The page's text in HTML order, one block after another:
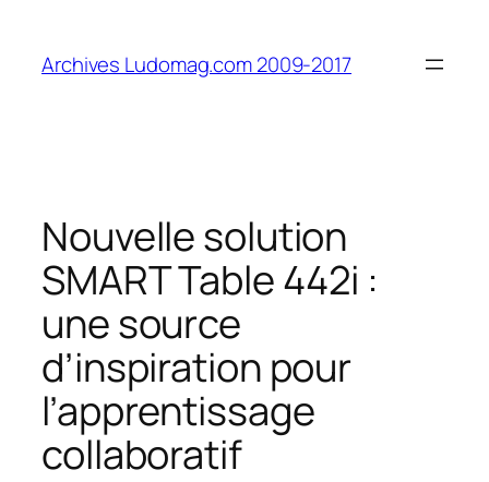
contenu
Archives Ludomag.com 2009-2017
Nouvelle solution
SMART Table 442i :
une source
d’inspiration pour
l’apprentissage
collaboratif